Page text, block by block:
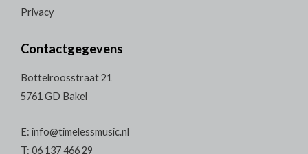
Privacy
Contactgegevens
Bottelroosstraat 21
5761 GD Bakel
E: info@timelessmusic.nl
T: 06 137 466 29